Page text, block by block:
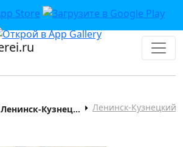
Барахолка Ленинск-Кузнецкий Ленинск-Кузнецкий